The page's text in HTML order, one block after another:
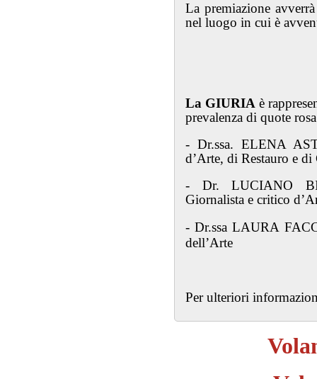
La premiazione
nel luogo in cui è
La GIURIA è
prevalenza di quote
- Dr.ssa. ELENA
d’Arte, di Restauro e di
- Dr. LUCIANO
Giornalista e critico
- Dr.ssa LAURA
dell’Arte
Per ulteriori